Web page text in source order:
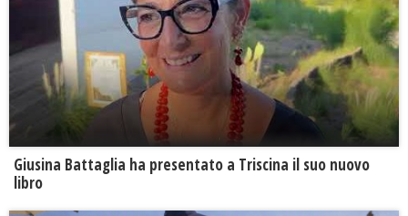
Giusina Battaglia ha presentato a Triscina il suo nuovo
libro